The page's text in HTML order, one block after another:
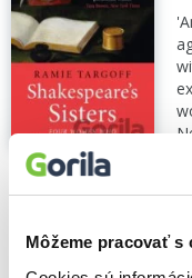
Môžeme pracovať s
🍌